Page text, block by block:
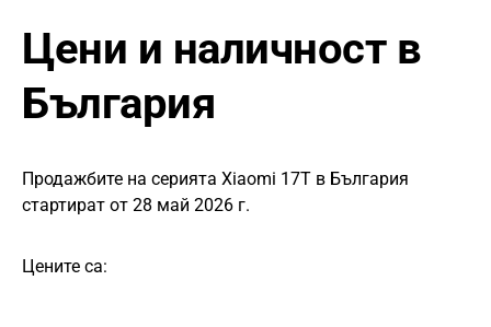
Цени и наличност в
България
Продажбите на серията Xiaomi 17T в България
стартират от 28 май 2026 г.
Цените са: